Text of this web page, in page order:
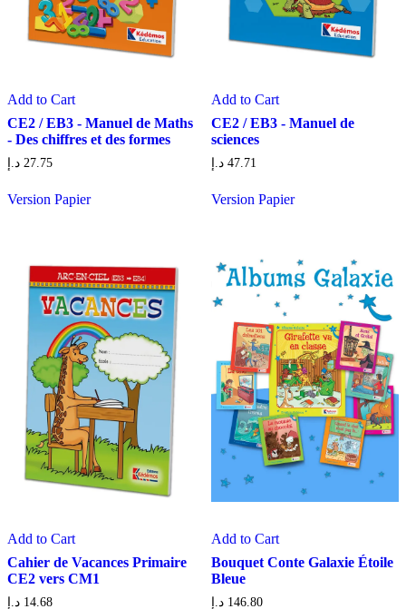
Add to Cart
CE2 / EB3 - Manuel de Maths
- Des chiffres et des formes
27.75 د.إ
Version Papier
Add to Cart
CE2 / EB3 - Manuel de
sciences
47.71 د.إ
Version Papier
Add to Cart
Cahier de Vacances Primaire
CE2 vers CM1
14.68 د.إ
Add to Cart
Bouquet Conte Galaxie Étoile
Bleue
146.80 د.إ